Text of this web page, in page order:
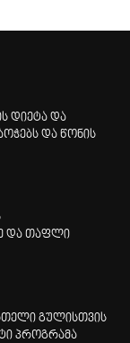
დიეტა და
და წონის
და თაფლი
გულისთვის
პროგრამა